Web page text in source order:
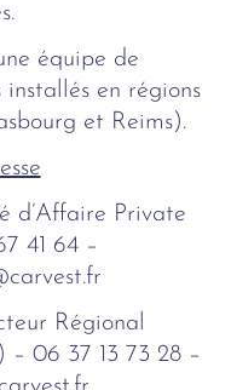
équipe de
installés en régions
et Reims).
d’Affaire Private
41 64 –
Régional
– 06 37 13 73 28 –